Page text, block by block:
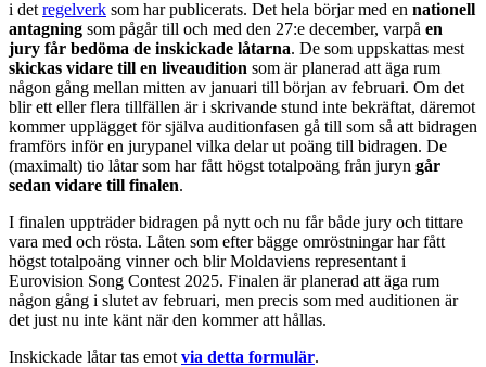
i det regelverk som har publicerats. Det hela börjar med en nationell
antagning som pågår till och med den 27:e december, varpå en
jury får bedöma de inskickade låtarna. De som uppskattas mest
skickas vidare till en liveaudition som är planerad att äga rum
någon gång mellan mitten av januari till början av februari. Om det
blir ett eller flera tillfällen är i skrivande stund inte bekräftat, däremot
kommer upplägget för själva auditionfasen gå till som så att bidragen
framförs inför en jurypanel vilka delar ut poäng till bidragen. De
(maximalt) tio låtar som har fått högst totalpoäng från juryn går
sedan vidare till finalen.
I finalen uppträder bidragen på nytt och nu får både jury och tittare
vara med och rösta. Låten som efter bägge omröstningar har fått
högst totalpoäng vinner och blir Moldaviens representant i
Eurovision Song Contest 2025. Finalen är planerad att äga rum
någon gång i slutet av februari, men precis som med auditionen är
det just nu inte känt när den kommer att hållas.
Inskickade låtar tas emot via detta formulär.